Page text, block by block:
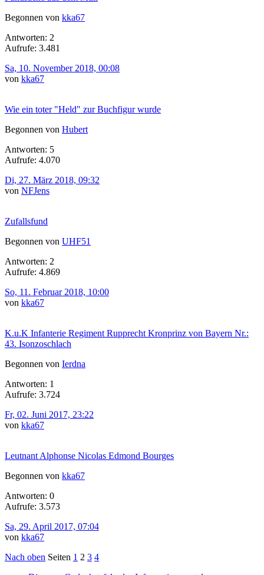
Begonnen von kka67
Antworten: 2
Aufrufe: 3.481
Sa, 10. November 2018, 00:08
von kka67
Wie ein toter "Held" zur Buchfigur wurde
Begonnen von Hubert
Antworten: 5
Aufrufe: 4.070
Di, 27. März 2018, 09:32
von NFJens
Zufallsfund
Begonnen von UHF51
Antworten: 2
Aufrufe: 4.869
So, 11. Februar 2018, 10:00
von kka67
K.u.K Infanterie Regiment Rupprecht Kronprinz von Bayern Nr.:
43. Isonzoschlach
Begonnen von Ierdna
Antworten: 1
Aufrufe: 3.724
Fr, 02. Juni 2017, 23:22
von kka67
Leutnant Alphonse Nicolas Edmond Bourges
Begonnen von kka67
Antworten: 0
Aufrufe: 3.573
Sa, 29. April 2017, 07:04
von kka67
Nach oben Seiten 1 2 3 4